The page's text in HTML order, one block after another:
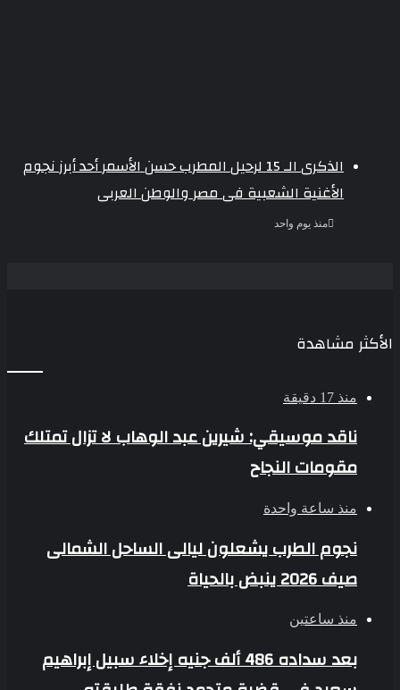
الذكرى الـ 15 لرحيل المطرب حسن الأسمر أحد أبرز نجوم
الأغنية الشعبية فى مصر والوطن العربى
منذ يوم واحد
الأكثر مشاهدة
منذ 17 دقيقة
ناقد موسيقي: شيرين عبد الوهاب لا تزال تمتلك
مقومات النجاح
منذ ساعة واحدة
نجوم الطرب يشعلون ليالى الساحل الشمالى
صيف 2026 ينبض بالحياة
منذ ساعتين
بعد سداده 486 ألف جنيه إخلاء سبيل إبراهيم